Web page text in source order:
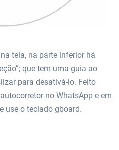
tela, na parte inferior há
que tem uma guia ao
para desativá-lo. Feito
no WhatsApp e em
use o teclado gboard.